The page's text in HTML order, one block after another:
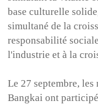
base culturelle
simultané de la
responsabilité
l'industrie et à la
Le 27 septembre, les
Bangkai ont